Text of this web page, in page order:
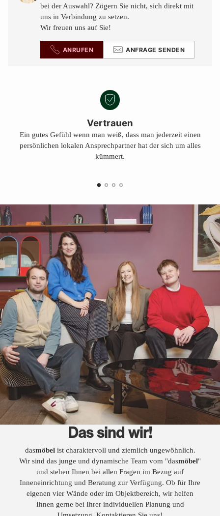
legen
bei der Auswahl? Zögern Sie nicht, sich direkt mit
uns in Verbindung zu setzen.
Wir freuen uns auf Sie!
ANRUFEN ANFRAGE SENDEN
Vertrauen
Ein gutes Gefühl wenn man weiß, dass man jederzeit einen
persönlichen lokalen Ansprechpartner hat der sich um alles
kümmert.
Das sind wir!
dasmöbelist charaktervoll und ziemlich ungewöhnlich.
Wir sind das junge und dynamische Team vom "dasmöbel"
und stehen Ihnen bei allen Fragen im Bezug auf
Inneneinrichtung und Beratung zur Verfügung. Ob für Ihre
eigenen vier Wände oder im Objektbereich, wir helfen
Ihnen gerne bei Ihrer individuellen Planung und